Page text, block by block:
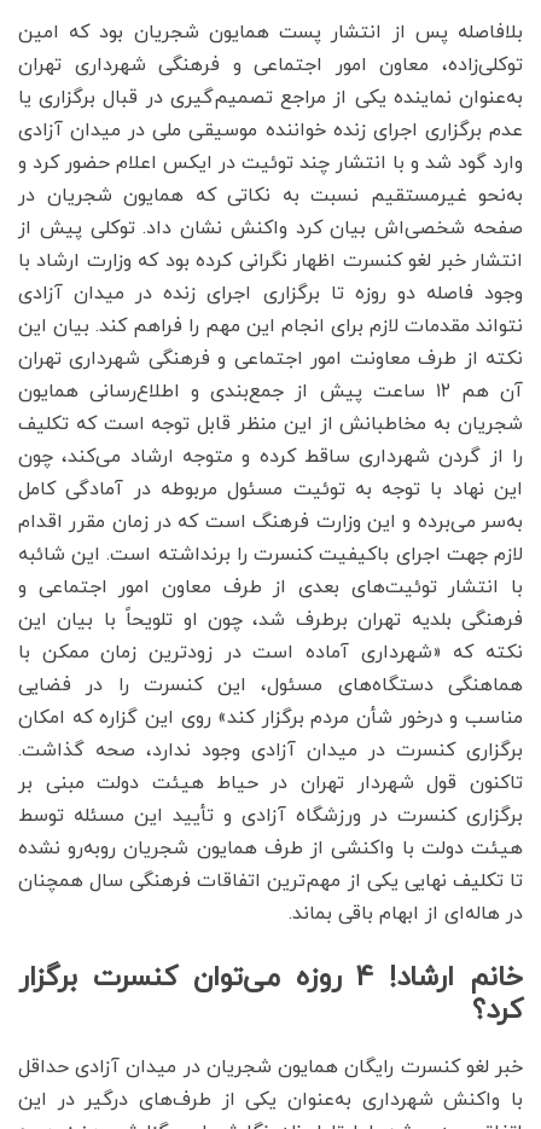
بلافاصله پس از انتشار پست همایون شجریان بود که امین
توکلی‌زاده، معاون امور اجتماعی و فرهنگی شهرداری تهران
به‌عنوان نماینده یکی از مراجع تصمیم‌گیری در قبال برگزاری یا
عدم برگزاری اجرای زنده خواننده موسیقی ملی در میدان آزادی
وارد گود شد و با انتشار چند توئیت در ایکس اعلام حضور کرد و
به‌نحو غیرمستقیم نسبت به نکاتی که همایون شجریان در
صفحه شخصی‌اش بیان کرد واکنش نشان داد. توکلی پیش از
انتشار خبر لغو کنسرت اظهار نگرانی کرده بود که وزارت ارشاد با
وجود فاصله دو روزه تا برگزاری اجرای زنده در میدان آزادی
نتواند مقدمات لازم برای انجام این مهم را فراهم کند. بیان این
نکته از طرف معاونت امور اجتماعی و فرهنگی شهرداری تهران
آن هم ۱۲ ساعت پیش از جمع‌بندی و اطلاع‌رسانی همایون
شجریان به مخاطبانش از این منظر قابل توجه است که تکلیف
را از گردن شهرداری ساقط کرده و متوجه ارشاد می‌کند، چون
این نهاد با توجه به توئیت مسئول مربوطه در آمادگی کامل
به‌سر می‌برده و این وزارت فرهنگ است که در زمان مقرر اقدام
لازم جهت اجرای باکیفیت کنسرت را برنداشته است. این شائبه
با انتشار توئیت‌های بعدی از طرف معاون امور اجتماعی و
فرهنگی بلدیه تهران برطرف شد، چون او تلویحاً با بیان این
نکته که «شهرداری آماده است در زودترین زمان ممکن با
هماهنگی دستگاه‌های مسئول، این کنسرت را در فضایی
مناسب و درخور ‌شأن مردم برگزار کند» روی این گزاره که امکان
برگزاری کنسرت در میدان آزادی وجود ندارد، صحه گذاشت.
تاکنون قول شهردار تهران در حیاط هیئت دولت مبنی بر
برگزاری کنسرت در ورزشگاه آزادی و تأیید این مسئله توسط
هیئت دولت با واکنشی از طرف همایون شجریان روبه‌رو نشده
تا تکلیف نهایی یکی از مهم‌ترین اتفاقات فرهنگی سال همچنان
در هاله‌ای از ابهام باقی بماند.
خانم ارشاد! 4 روزه می‌توان کنسرت برگزار
کرد؟
خبر لغو کنسرت رایگان همایون شجریان در میدان آزادی حداقل
با واکنش شهرداری به‌عنوان یکی از طرف‌های درگیر در این